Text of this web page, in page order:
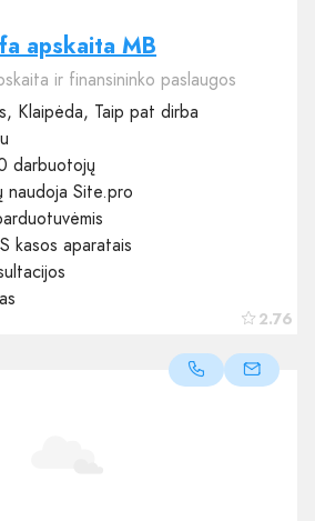
2.76
apskaita MB
ir finansininko paslaugos
Klaipėda, Taip pat dirba
darbuotojų
Site.pro
kasos aparatais